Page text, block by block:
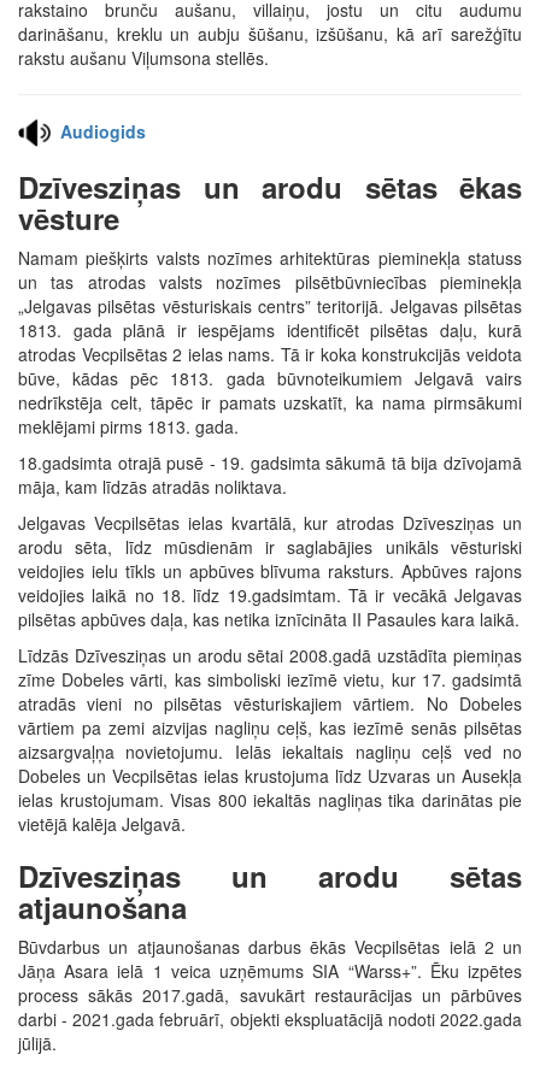
rakstaino brunču aušanu, villaiņu, jostu un citu audumu
darināšanu, kreklu un aubju šūšanu, izšūšanu, kā arī sarežģītu
rakstu aušanu Viļumsona stellēs.
Audiogids
Dzīvesziņas un arodu sētas ēkas
vēsture
Namam piešķirts valsts nozīmes arhitektūras pieminekļa statuss
un tas atrodas valsts nozīmes pilsētbūvniecības pieminekļa
„Jelgavas pilsētas vēsturiskais centrs” teritorijā. Jelgavas pilsētas
1813. gada plānā ir iespējams identificēt pilsētas daļu, kurā
atrodas Vecpilsētas 2 ielas nams. Tā ir koka konstrukcijās veidota
būve, kādas pēc 1813. gada būvnoteikumiem Jelgavā vairs
nedrīkstēja celt, tāpēc ir pamats uzskatīt, ka nama pirmsākumi
meklējami pirms 1813. gada.
18.gadsimta otrajā pusē - 19. gadsimta sākumā tā bija dzīvojamā
māja, kam līdzās atradās noliktava.
Jelgavas Vecpilsētas ielas kvartālā, kur atrodas Dzīvesziņas un
arodu sēta, līdz mūsdienām ir saglabājies unikāls vēsturiski
veidojies ielu tīkls un apbūves blīvuma raksturs. Apbūves rajons
veidojies laikā no 18. līdz 19.gadsimtam. Tā ir vecākā Jelgavas
pilsētas apbūves daļa, kas netika iznīcināta II Pasaules kara laikā.
Līdzās Dzīvesziņas un arodu sētai 2008.gadā uzstādīta piemiņas
zīme Dobeles vārti, kas simboliski iezīmē vietu, kur 17. gadsimtā
atradās vieni no pilsētas vēsturiskajiem vārtiem. No Dobeles
vārtiem pa zemi aizvijas nagliņu ceļš, kas iezīmē senās pilsētas
aizsargvaļņa novietojumu. Ielās iekaltais nagliņu ceļš ved no
Dobeles un Vecpilsētas ielas krustojuma līdz Uzvaras un Ausekļa
ielas krustojumam. Visas 800 iekaltās nagliņas tika darinātas pie
vietējā kalēja Jelgavā.
Dzīvesziņas un arodu sētas
atjaunošana
Būvdarbus un atjaunošanas darbus ēkās Vecpilsētas ielā 2 un
Jāņa Asara ielā 1 veica uzņēmums SIA “Warss+”. Ēku izpētes
process sākās 2017.gadā, savukārt restaurācijas un pārbūves
darbi - 2021.gada februārī, objekti ekspluatācijā nodoti 2022.gada
jūlijā.